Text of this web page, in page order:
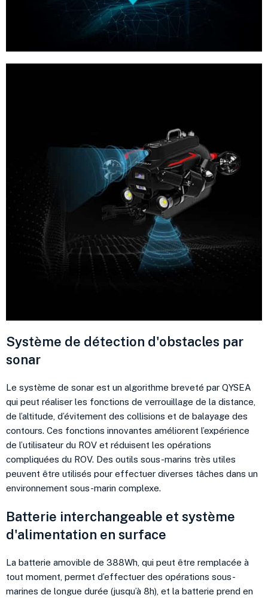
Système de détection d'obstacles par
sonar
Le système de sonar est un algorithme breveté par QYSEA
qui peut réaliser les fonctions de verrouillage de la distance,
de l’altitude, d’évitement des collisions et de balayage des
contours. Ces fonctions innovantes améliorent l’expérience
de l’utilisateur du ROV et réduisent les opérations
compliquées du ROV. Des outils sous-marins très utiles
peuvent être utilisés pour effectuer diverses tâches dans un
environnement sous-marin complexe.
Batterie interchangeable et système
d'alimentation en surface
La batterie amovible de 388Wh, qui peut être remplacée à
tout moment, permet d’effectuer des opérations sous-
marines de longue durée (jusqu’à 8h), et la batterie prend en